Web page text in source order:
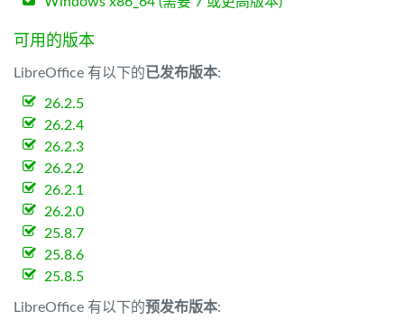
可用的版本
LibreOffice 有以下的已发布版本:
26.2.5
26.2.4
26.2.3
26.2.2
26.2.1
26.2.0
25.8.7
25.8.6
25.8.5
LibreOffice 有以下的预发布版本: